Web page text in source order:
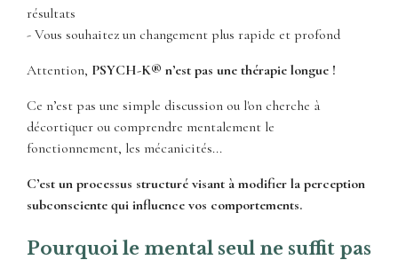
résultats
- Vous souhaitez un changement plus rapide et profond
Attention, PSYCH-K® n’est pas une thérapie longue !
Ce n’est pas une simple discussion ou l'on cherche à
décortiquer ou comprendre mentalement le
fonctionnement, les mécanicités...
C’est un processus structuré visant à modifier la perception
subconsciente qui influence vos comportements.
Pourquoi le mental seul ne suffit pas